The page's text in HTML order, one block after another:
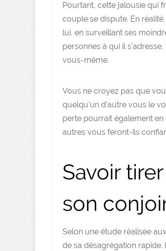
Pourtant, cette jalousie qui
couple se dispute. En
lui, en surveillant ses
personnes à qui il
vous-même.
Vous ne croyez pas que
quelqu’un d’autre vous le
perte pourrait également
autres vous feront-ils
Savoir
son
Selon une étude réalisée
de sa désagrégation